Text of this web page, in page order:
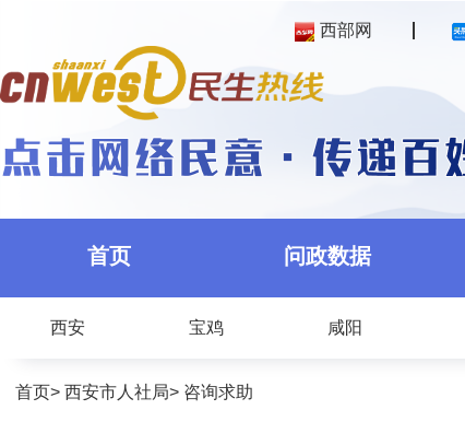
西部网
首页 问政数据
西安 宝鸡 咸阳
首页> 西安市人社局> 咨询求助